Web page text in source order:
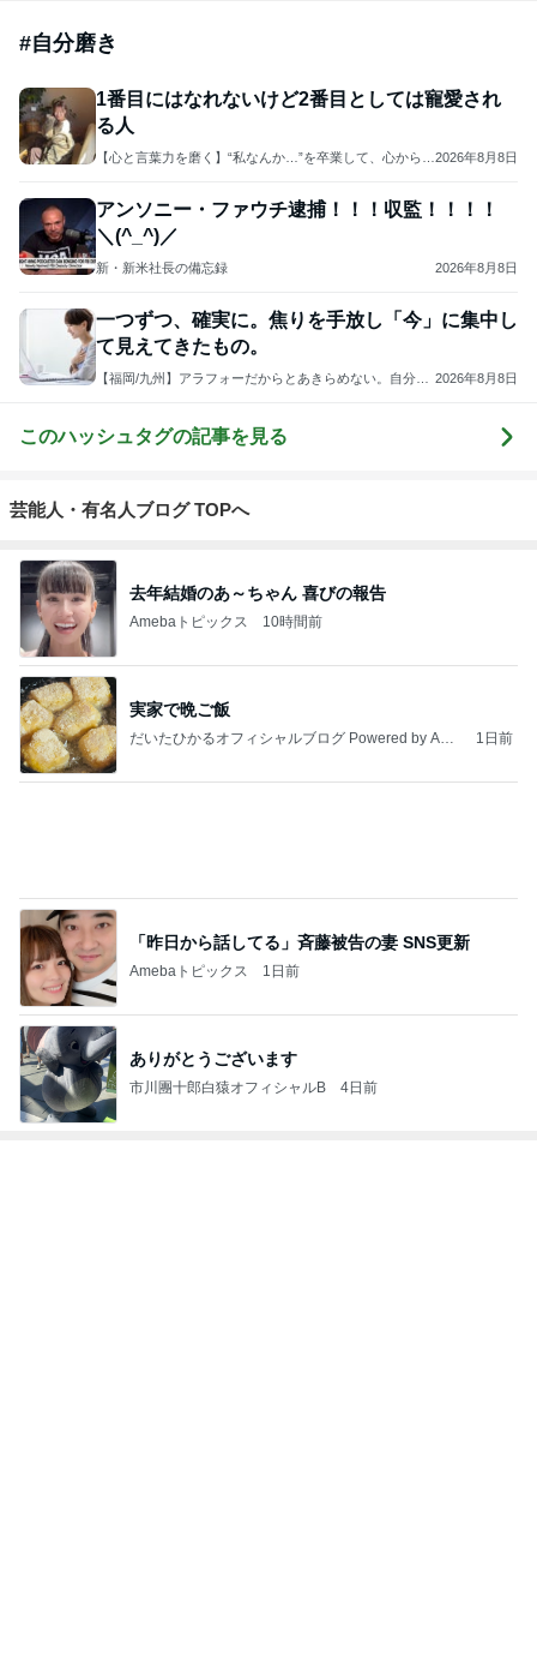
#自分磨き
1番目にはなれないけど2番目としては寵愛され
る人
【心と言葉力を磨く】“私なんか…”を卒業して、心からの 2026年8月8日
アンソニー・ファウチ逮捕！！！収監！！！！
＼(^_^)／
新・新米社長の備忘録 2026年8月8日
一つずつ、確実に。焦りを手放し「今」に集中し
て見えてきたもの。
【福岡/九州】アラフォーだからとあきらめない。自分探
2026年8月8日
このハッシュタグの記事を見る
芸能人・有名人ブログ TOPへ
去年結婚のあ～ちゃん 喜びの報告
Amebaトピックス 10時間前
実家で晩ご飯
だいたひかるオフィシャルブログ Powered by Ame
1日前
ありがとうございます
市川團十郎白猿オフィシャルB